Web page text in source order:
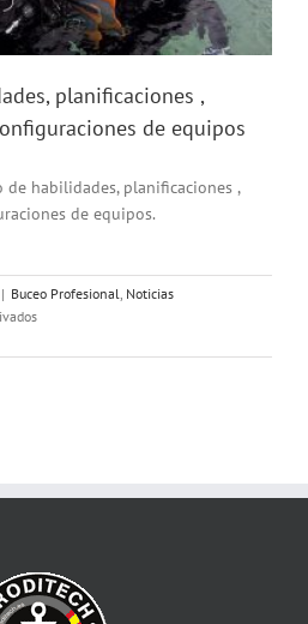
planificaciones ,
de equipos
habilidades, planificaciones ,
de equipos.
| Buceo Profesional Noticias
en
de
configuraciones